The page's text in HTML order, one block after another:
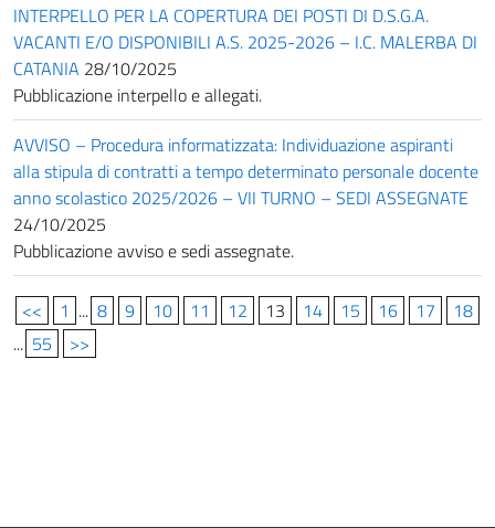
INTERPELLO PER LA COPERTURA DEI POSTI DI D.S.G.A.
VACANTI E/O DISPONIBILI A.S. 2025-2026 – I.C. MALERBA DI
CATANIA 28/10/2025
Pubblicazione interpello e allegati.
AVVISO – Procedura informatizzata: Individuazione aspiranti
alla stipula di contratti a tempo determinato personale docente
anno scolastico 2025/2026 – VII TURNO – SEDI ASSEGNATE
24/10/2025
Pubblicazione avviso e sedi assegnate.
<< 1 ... 8 9 10 11 12 13 14 15 16 17
18
... 55 >>